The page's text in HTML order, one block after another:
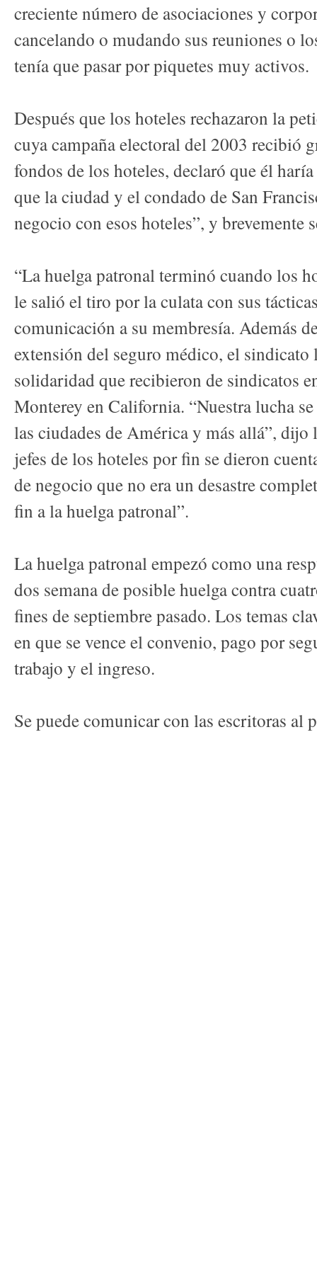
creciente número de asociaciones y
cancelando o mudando sus reuniones o
tenía que pasar por piquetes muy activos.
Después que los hoteles rechazaron la
cuya campaña electoral del 2003 recibió
fondos de los hoteles, declaró que él
que la ciudad y el condado de San
negocio con esos hoteles”, y brevemente
“La huelga patronal terminó cuando los
le salió el tiro por la culata con sus
comunicación a su membresía. Además
extensión del seguro médico, el
solidaridad que recibieron de sindicatos
Monterey en California. “Nuestra lucha
las ciudades de América y más allá”,
jefes de los hoteles por fin se dieron
de negocio que no era un desastre
fin a la huelga patronal”.
La huelga patronal empezó como una
dos semana de posible huelga contra
fines de septiembre pasado. Los temas
en que se vence el convenio, pago por
trabajo y el ingreso.
Se puede comunicar con las escritoras al